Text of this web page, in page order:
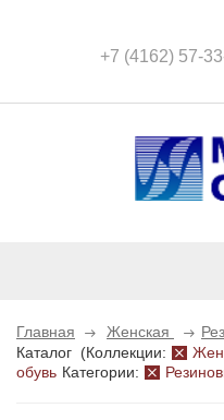
+7 (4162) 57-
Главная Женская
Каталог (Коллекции:
обувь Категории: